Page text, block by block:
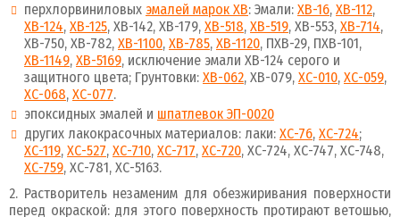
перхлорвиниловых эмалей марок ХВ: Эмали: ХВ-16, ХВ-112,
ХВ-124, ХВ-125, ХВ-142, ХВ-179, ХВ-518, ХВ-519, ХВ-553, ХВ-714,
ХВ-750, ХВ-782, ХВ-1100, ХВ-785, ХВ-1120, ПХВ-29, ПХВ-101,
ХВ-1149, ХВ-5169, исключение эмали ХВ-124 серого и
защитного цвета; Грунтовки: ХВ-062, ХВ-079, ХС-010, ХС-059,
ХС-068, ХС-077.
эпоксидных эмалей и шпатлевок ЭП-0020
других лакокрасочных материалов: лаки: ХС-76, ХС-724;
ХС-119, ХС-527, ХС-710, ХС-717, ХС-720, ХС-724, ХС-747, ХС-748,
ХС-759, ХС-781, ХС-5163.
2. Растворитель незаменим для обезжиривания поверхности
перед окраской: для этого поверхность протирают ветошью,